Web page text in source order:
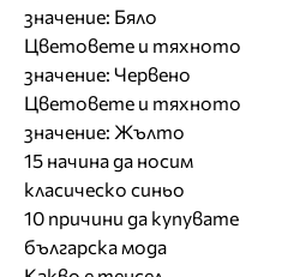
значение: Бяло
Цветовете и тяхното
значение: Червено
Цветовете и тяхното
значение: Жълто
15 начина да носим
класическо синьо
10 причини да купувате
българска мода